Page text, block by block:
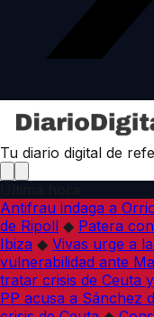
Tu diario digital de
Antifrau indaga a
de Ripoll ◆ Patera
Ibiza ◆ Vivas urge a
vulnerabilidad ante
tratar crisis de Ceuta
PP acusa a Sánchez